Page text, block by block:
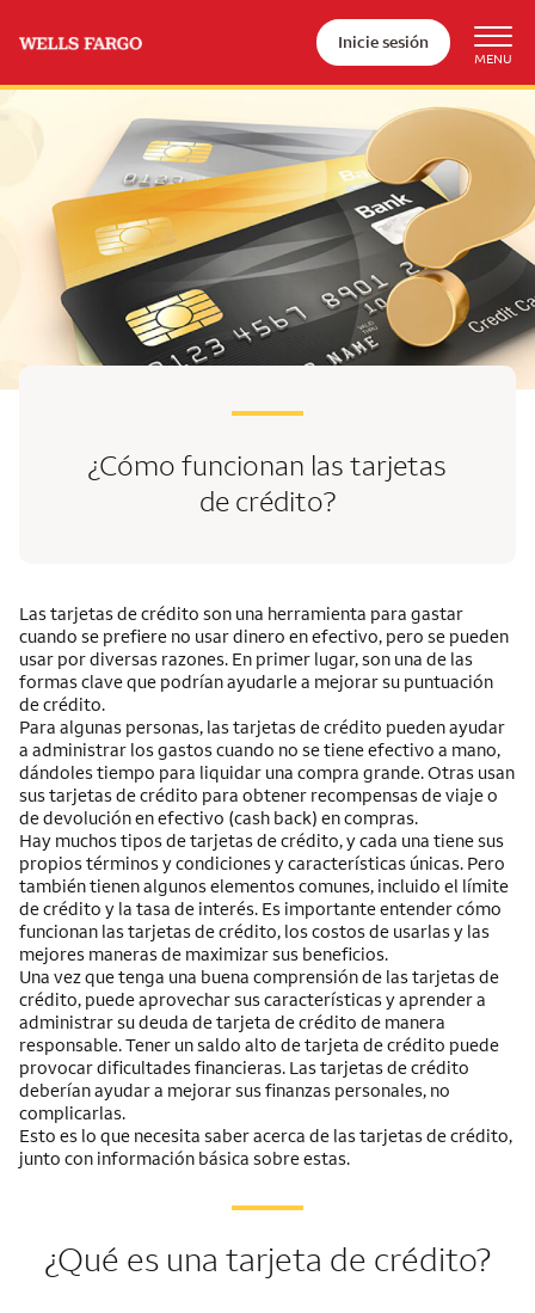
Inicie sesión
¿Cómo funcionan las tarjetas
de crédito?
Las tarjetas de crédito son una herramienta para gastar
cuando se prefiere no usar dinero en efectivo, pero se pueden
usar por diversas razones. En primer lugar, son una de las
formas clave que podrían ayudarle a mejorar su puntuación
de crédito.
Para algunas personas, las tarjetas de crédito pueden ayudar
a administrar los gastos cuando no se tiene efectivo a mano,
dándoles tiempo para liquidar una compra grande. Otras usan
sus tarjetas de crédito para obtener recompensas de viaje o
de devolución en efectivo (cash back) en compras.
Hay muchos tipos de tarjetas de crédito, y cada una tiene sus
propios términos y condiciones y características únicas. Pero
también tienen algunos elementos comunes, incluido el límite
de crédito y la tasa de interés. Es importante entender cómo
funcionan las tarjetas de crédito, los costos de usarlas y las
mejores maneras de maximizar sus beneficios.
Una vez que tenga una buena comprensión de las tarjetas de
crédito, puede aprovechar sus características y aprender a
administrar su deuda de tarjeta de crédito de manera
responsable. Tener un saldo alto de tarjeta de crédito puede
provocar dificultades financieras. Las tarjetas de crédito
deberían ayudar a mejorar sus finanzas personales, no
complicarlas.
Esto es lo que necesita saber acerca de las tarjetas de crédito,
junto con información básica sobre estas.
¿Qué es una tarjeta de crédito?